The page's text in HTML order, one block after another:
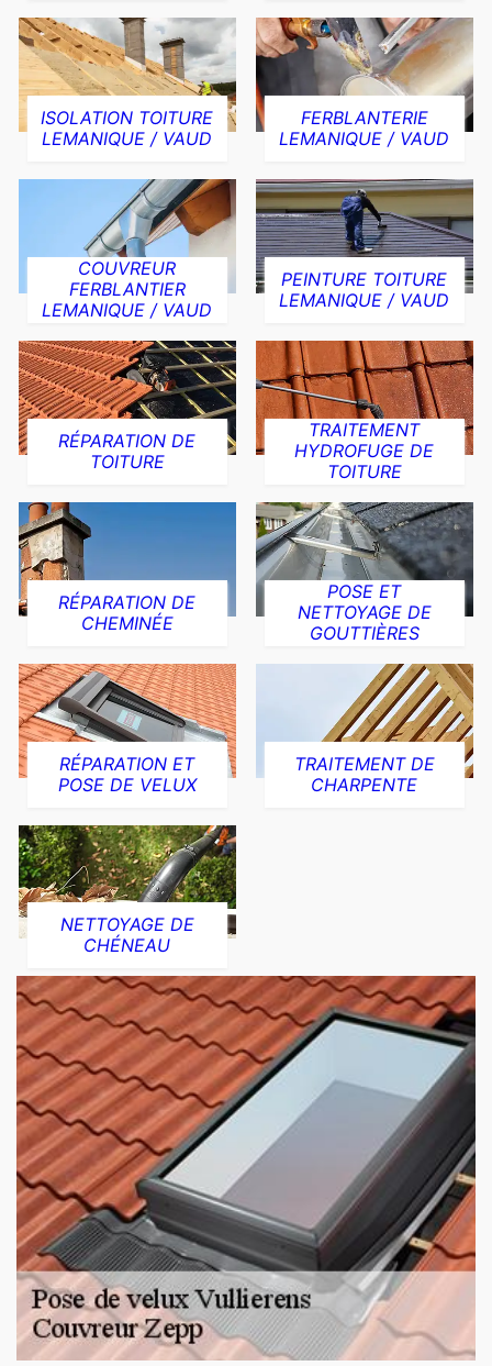
ISOLATION TOITURE
LEMANIQUE / VAUD
FERBLANTERIE
LEMANIQUE / VAUD
COUVREUR
FERBLANTIER
LEMANIQUE / VAUD
PEINTURE TOITURE
LEMANIQUE / VAUD
RÉPARATION DE
TOITURE
TRAITEMENT
HYDROFUGE DE
TOITURE
RÉPARATION DE
CHEMINÉE
POSE ET
NETTOYAGE DE
GOUTTIÈRES
RÉPARATION ET
POSE DE VELUX
TRAITEMENT DE
CHARPENTE
NETTOYAGE DE
CHÉNEAU